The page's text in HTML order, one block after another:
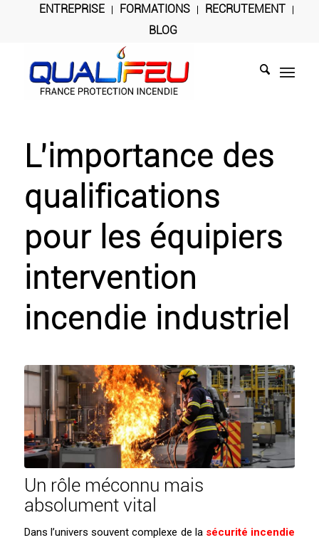
ENTREPRISE FORMATIONS
RECRUTEMENT
BLOG
L’importance des
qualifications
pour les équipiers
intervention
incendie industriel
Un rôle méconnu mais
absolument vital
Dans l’univers souvent complexe de la sécurité incendie